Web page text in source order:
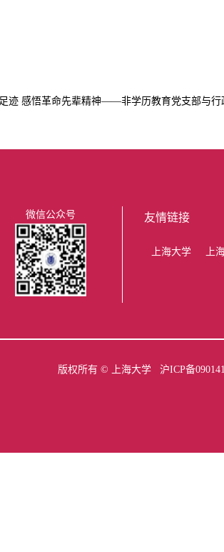
迹 感悟革命先辈精神——非学历教育党支部与行
微信公众号 友情链接
上海大学 上
版权所有 © 上海大学 沪ICP备